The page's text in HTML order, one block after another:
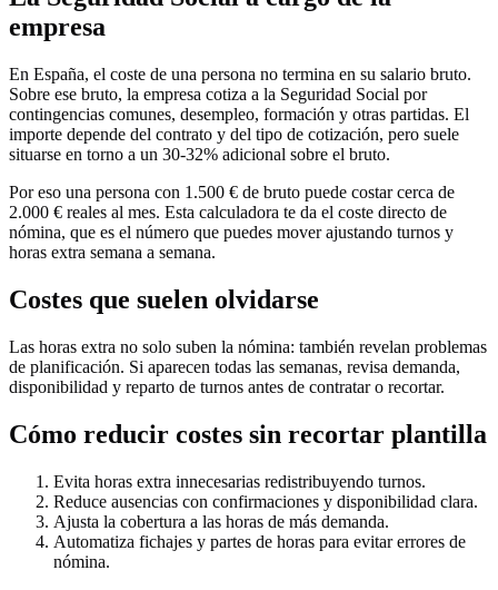
empresa
En España, el coste de una persona no termina en su salario bruto.
Sobre ese bruto, la empresa cotiza a la Seguridad Social por
contingencias comunes, desempleo, formación y otras partidas. El
importe depende del contrato y del tipo de cotización, pero suele
situarse en torno a un 30-32% adicional sobre el bruto.
Por eso una persona con 1.500 € de bruto puede costar cerca de
2.000 € reales al mes. Esta calculadora te da el coste directo de
nómina, que es el número que puedes mover ajustando turnos y
horas extra semana a semana.
Costes que suelen olvidarse
Las horas extra no solo suben la nómina: también revelan problemas
de planificación. Si aparecen todas las semanas, revisa demanda,
disponibilidad y reparto de turnos antes de contratar o recortar.
Cómo reducir costes sin recortar plantilla
Evita horas extra innecesarias redistribuyendo turnos.
Reduce ausencias con confirmaciones y disponibilidad clara.
Ajusta la cobertura a las horas de más demanda.
Automatiza fichajes y partes de horas para evitar errores de
nómina.